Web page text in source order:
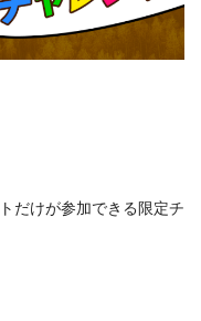
だけが参加できる限定チ